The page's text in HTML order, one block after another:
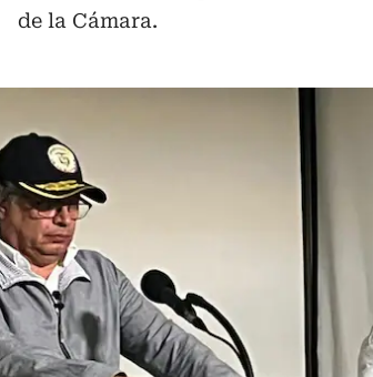
de la Cámara.